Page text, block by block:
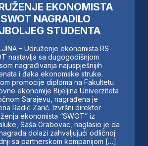
EKONOMISTA
NAGRADILO
STUDENTA
– Udruženje ekonomista RS
nastavlja sa dugogodišnjom
nagrađivanja najuspješnijih
i đaka ekonomske struke.
promocije diploma na Fakultetu
ekonomije Bijeljina Univerziteta
Sarajevu, nagrađena je
Radić Zarić. Izvršni direktor
ekonomista “SWOT” iz
Saša Grabovac, naglasio je da
dolazi zahvaljujući odličnoj
sa partnerskom kompanijom […]